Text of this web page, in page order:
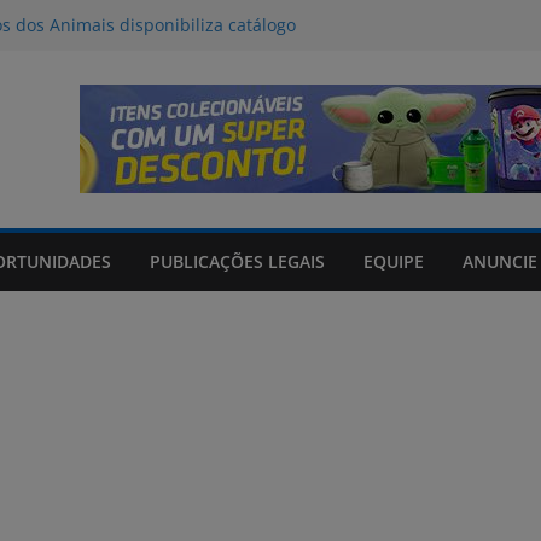
dos Animais disponibiliza catálogo
entre quinta e sexta-feira
Tributo a Raul Seixas no Praça
mateada e shows no Praça Shopping
06/08/2026
PUBLICAÇÕES LEGAIS EQUIPE ANUNCIE